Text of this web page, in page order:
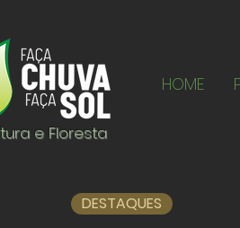
e Floresta
HOME
DESTAQUES